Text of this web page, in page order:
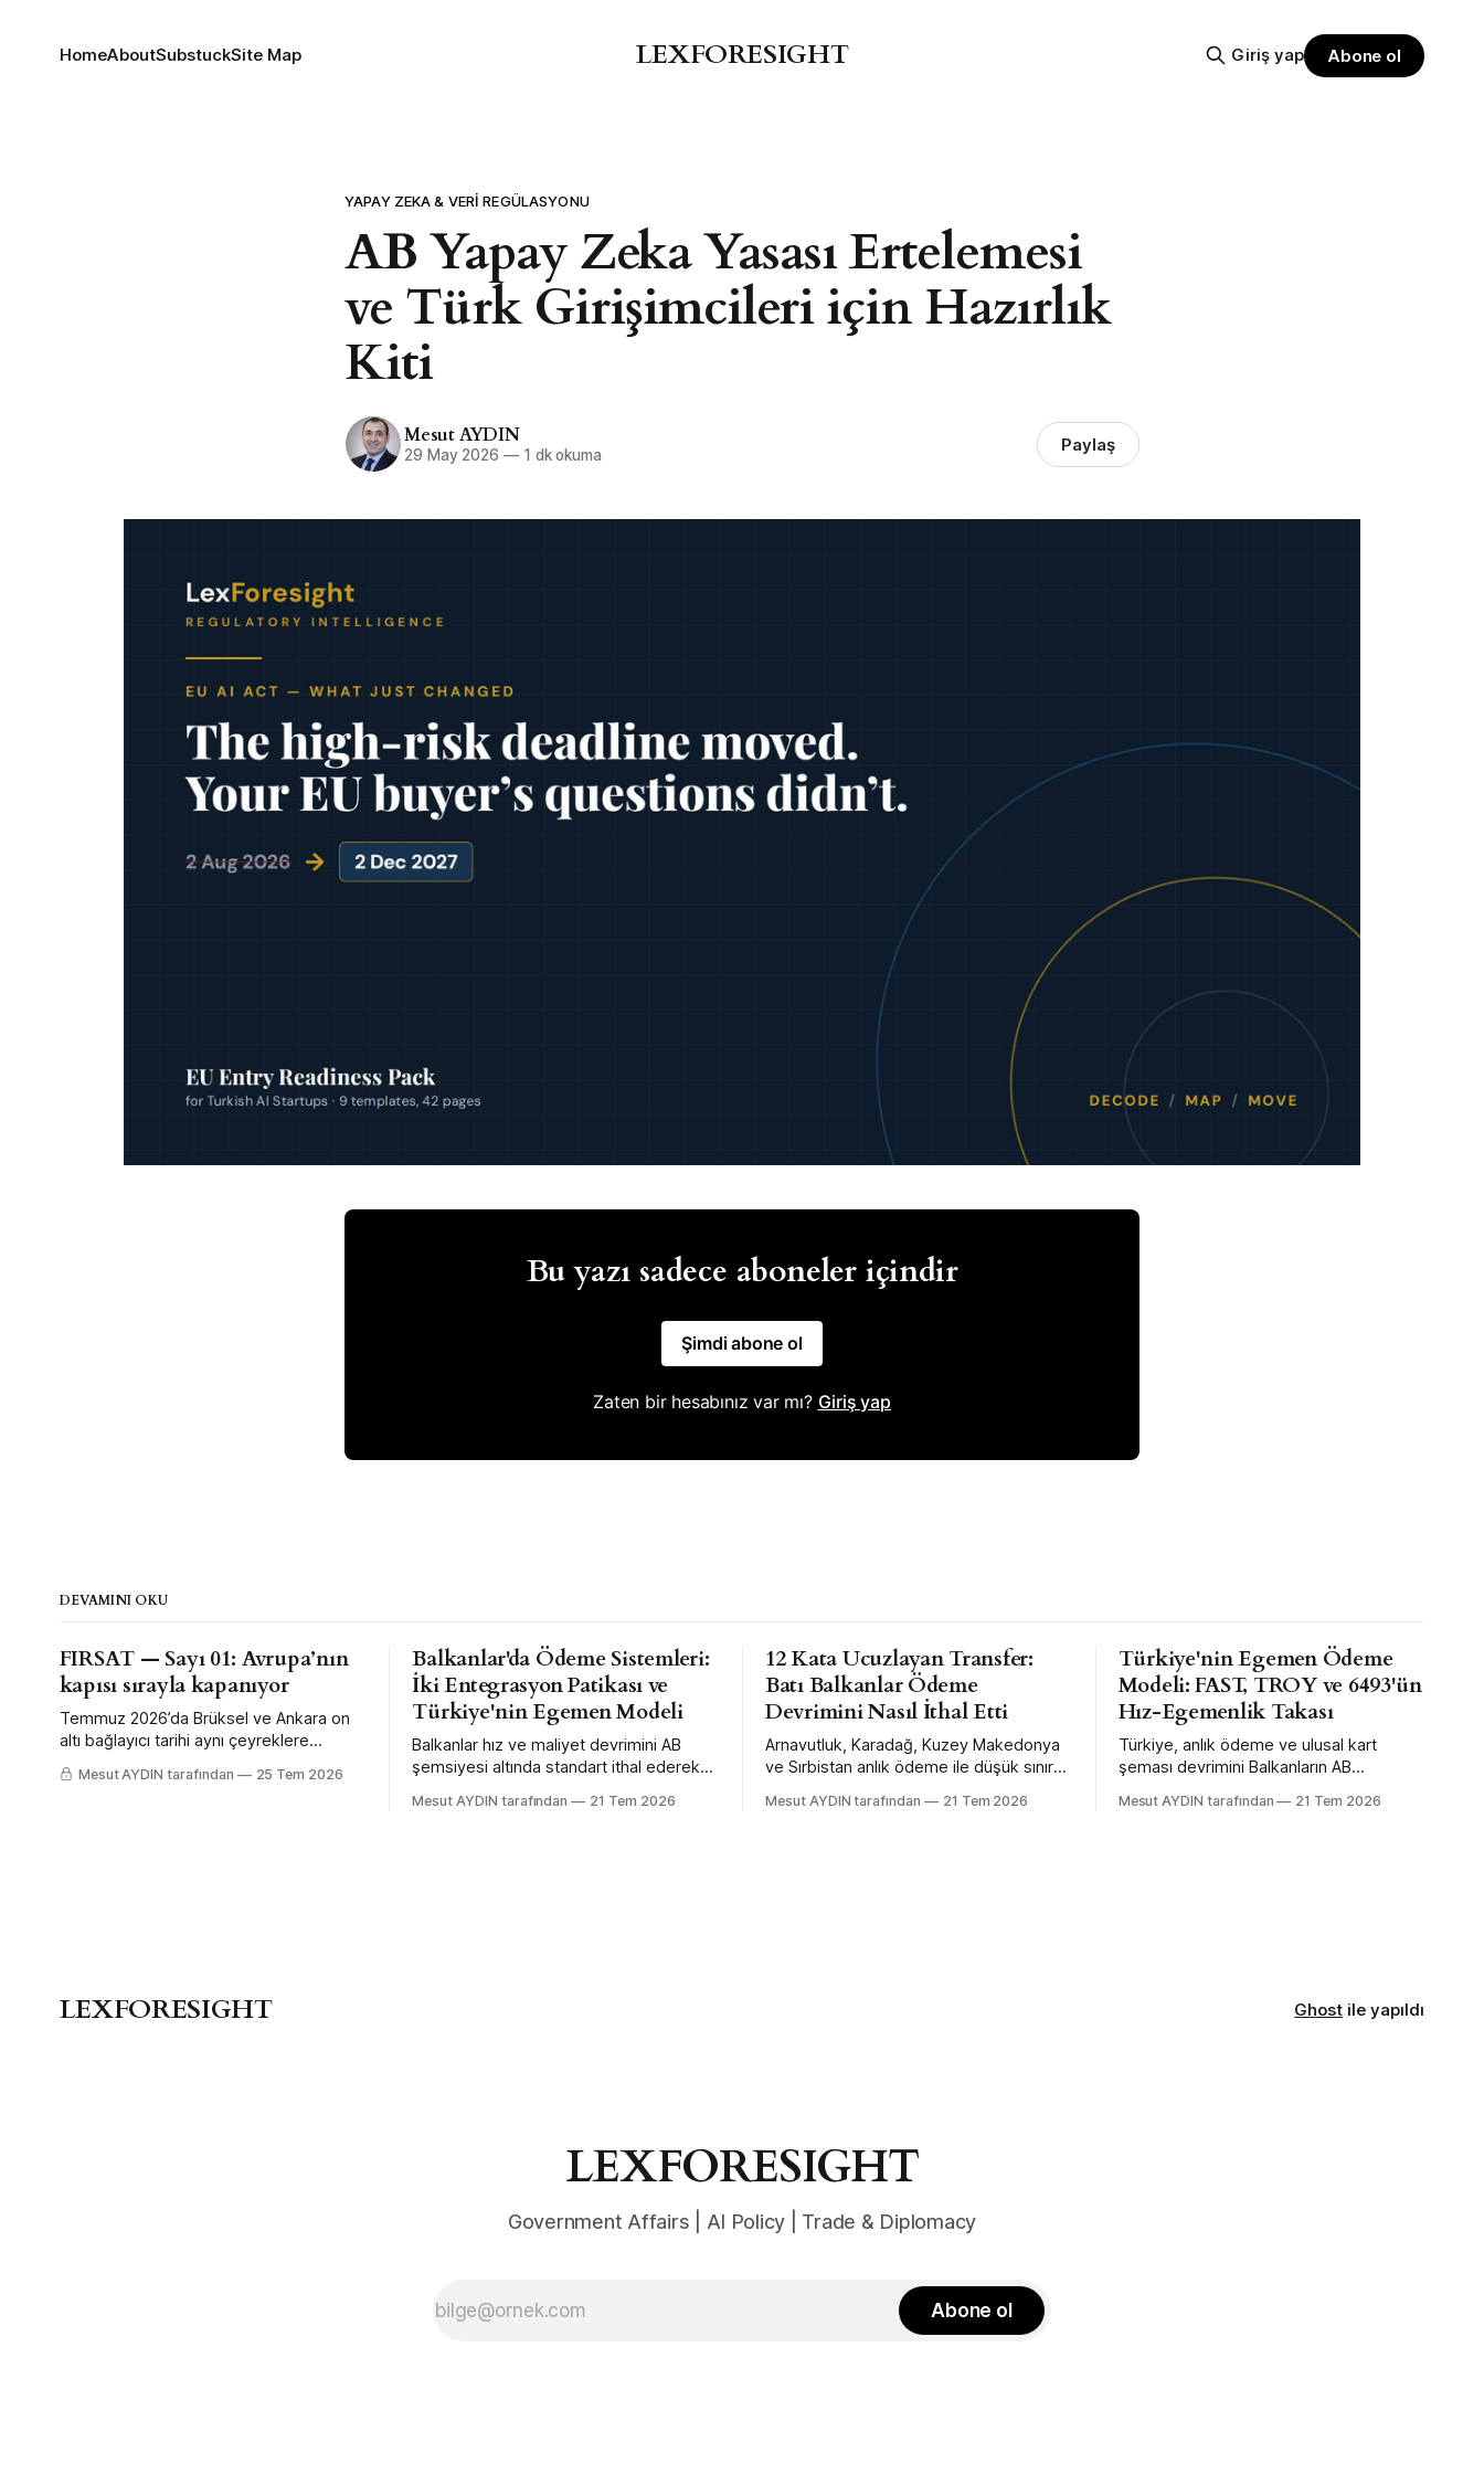
LEXFORESIGHT
HomeAboutSubstuckSite Map Giriş yap Abone ol
YAPAY ZEKA & VERI REGÜLASYONU
AB Yapay Zeka Yasası Ertelemesi
ve Türk Girişimcileri için Hazırlık
Kiti
Mesut AYDIN
29 May 2026 —1 dk okuma Paylaş
Bu yazı sadece aboneler içindir
Şimdi abone ol
Zaten bir hesabınız var mı? Giriş yap
DEVAMINI OKU
FIRSAT — Sayı 01: Avrupa’nın
kapısı sırayla kapanıyor
Temmuz 2026’da Brüksel ve Ankara on
altı bağlayıcı tarihi aynı çeyreklere
yerleştirdi. FIRSAT’ın ilk sayısı, bu
takvimin hangi şirketin hangi kalemini kaç
Mesut AYDIN tarafından 25 Tem 2026
Balkanlar'da Ödeme Sistemleri:
İki Entegrasyon Patikası ve
Türkiye'nin Egemen Modeli
Balkanlar hız ve maliyet devrimini AB
şemsiyesi altında standart ithal ederek
merkez bankası mühendisliğiyle daha
Mesut AYDIN tarafından 21 Tem 2026
12 Kata Ucuzlayan Transfer:
Batı Balkanlar Ödeme
Devrimini Nasıl İthal Etti
Arnavutluk, Karadağ, Kuzey Makedonya
ve Sırbistan anlık ödeme ile düşük sınır
değil, AB şemsiyesi altında standart ithal
Mesut AYDIN tarafından 21 Tem 2026
Türkiye'nin Egemen Ödeme
Modeli: FAST, TROY ve 6493'ün
Hız-Egemenlik Takası
Türkiye, anlık ödeme ve ulusal kart
şeması devrimini Balkanların AB
merkez bankası mühendisliğiyle daha
Mesut AYDIN tarafından 21 Tem 2026
LEXFORESIGHT Ghost ile yapıldı
LEXFORESIGHT
Government Affairs | AI Policy | Trade & Diplomacy
Abone ol